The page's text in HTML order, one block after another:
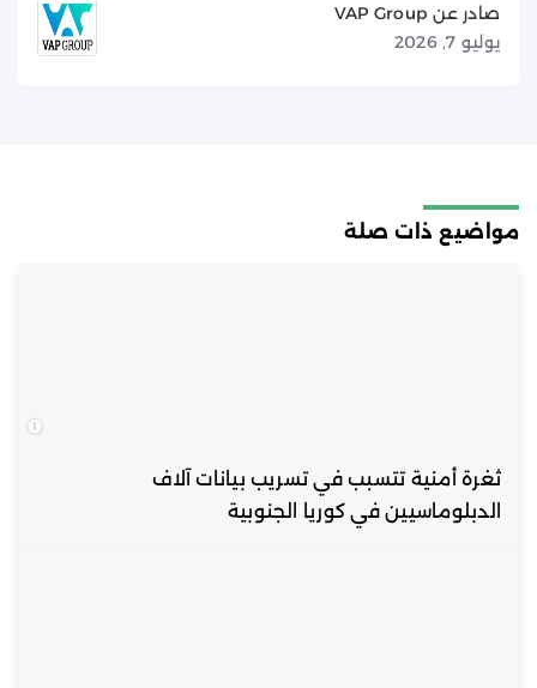
صادر عن VAP Group
يوليو 7, 2026
مواضيع ذات صلة
ثغرة أمنية تتسبب في تسريب بيانات آلاف
الدبلوماسيين في كوريا الجنوبية